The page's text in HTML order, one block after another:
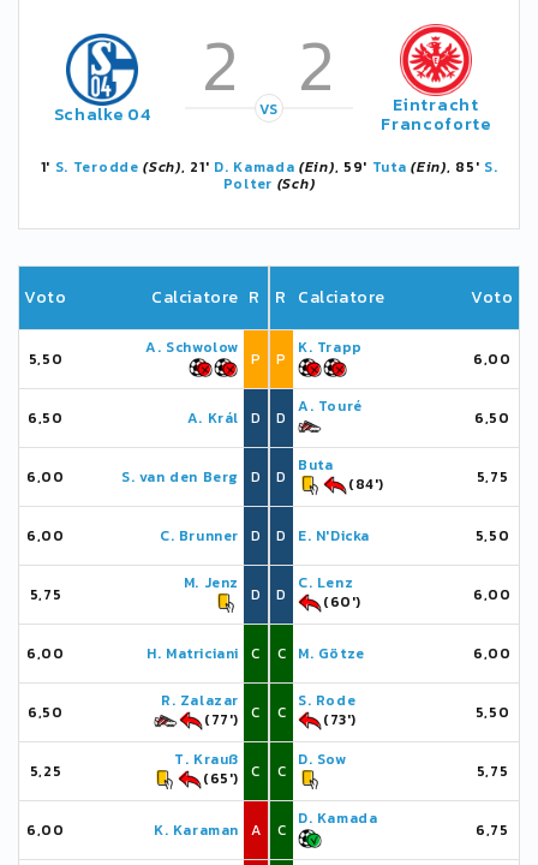
Schalke 04 2 2
VS Eintracht
Francoforte
1' S. Terodde (Sch), 21' D. Kamada (Ein), 59' Tuta (Ein), 85' S.
Polter (Sch)
Voto Calciatore R
5,50
A. Schwolow
P
6,50 A. Král D
6,00 S. van den Berg D
6,00 C. Brunner D
5,75
M. Jenz
D
6,00 H. Matriciani C
6,50
R. Zalazar
(77')
C
5,25
T. Krauß
(65')
C
6,00 K. Karaman A
R Calciatore Voto
P
K. Trapp
6,00
D
A. Touré
6,50
D
Buta
(84')
5,75
D E. N'Dicka 5,50
D
C. Lenz
(60')
6,00
C M. Götze 6,00
C
S. Rode
(73')
5,50
C
D. Sow
5,75
C
D. Kamada
6,75